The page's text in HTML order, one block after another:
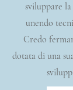
sviluppare
unendo
Credo
dotata di una